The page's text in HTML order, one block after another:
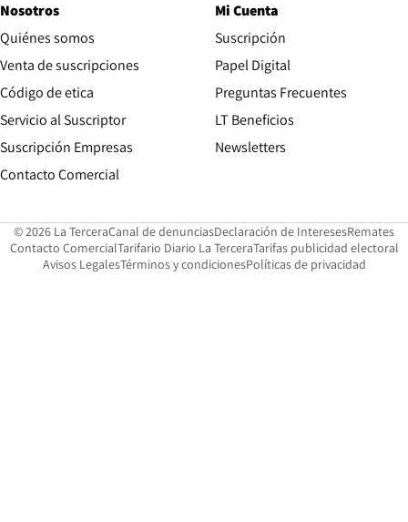
Nosotros
Quiénes somos
Venta de suscripciones
Código de etica Opens in new window
Servicio al Suscriptor
Suscripción Empresas
Contacto ComercialOpens in new window
Mi Cuenta
Suscripción
Papel DigitalOpens in new
Preguntas Frecuentes
LT Beneficios
Newsletters
© 2026 La TerceraCanal de denunciasOpens in new window
Declaración de InteresesOpens in
Remates
Contacto ComercialOpens in new window
Tarifario Diario La TerceraOpens in new window
Tarifas publicidad electoral
Avisos LegalesOpens in new window
Términos y condicionesPolíticas de privacidad